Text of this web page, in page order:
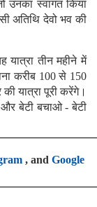
स्वागत किया
अतिथि देवो भव की
यात्रा तीन महीने में
करीब 100 से 150
यात्रा पूरी करेंगे।
और बेटी बचाओ - बेटी
, and Google